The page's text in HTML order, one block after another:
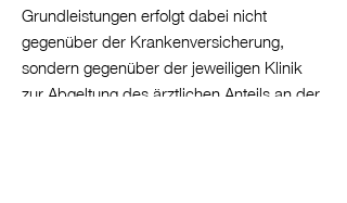
Grundleistungen erfolgt dabei nicht
gegenüber der Krankenversicherung,
sondern gegenüber der jeweiligen Klinik
zur Abgeltung des ärztlichen Anteils an der